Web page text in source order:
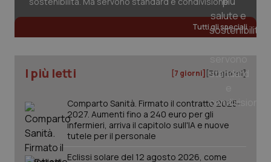
Salute orale & impianti
Tiroide
Tumore al seno
Tumore ovarico
Tutti gli speciali
I più letti [7 giorni] [30 giorni]
Comparto Sanità. Firmato il contratto 2025-
2027. Aumenti fino a 240 euro per gli
infermieri, arriva il capitolo sull'IA e nuove
tutele per il personale
Eclissi solare del 12 agosto 2026, come